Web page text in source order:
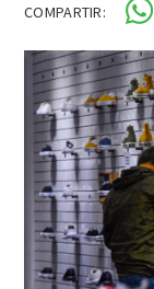
COMPARTIR: